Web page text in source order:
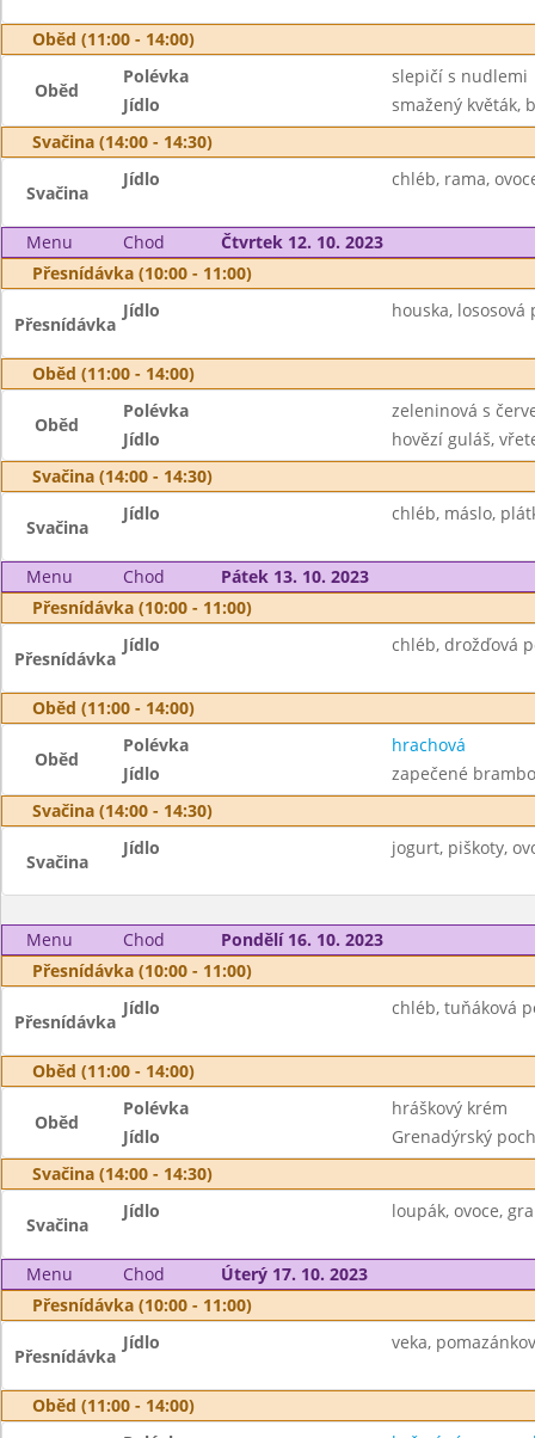
Oběd (11:00 - 14:00)
Oběd
Polévka
slepičí s nudlemi
Jídlo
smažený květák,
Svačina (14:00 - 14:30)
Svačina
Jídlo chléb, rama,
Menu Chod
Čtvrtek 12. 10. 2023
Přesnídávka (10:00 - 11:00)
Přesnídávka
Jídlo houska, lososová
Oběd (11:00 - 14:00)
Oběd
Polévka
zeleninová s
Jídlo
hovězí guláš,
Svačina (14:00 - 14:30)
Svačina
Jídlo chléb, máslo,
Menu Chod
Pátek 13. 10. 2023
Přesnídávka (10:00 - 11:00)
Přesnídávka
Jídlo chléb, drožďová
Oběd (11:00 - 14:00)
Oběd
Polévka
hrachová
Jídlo
zapečené
Svačina (14:00 - 14:30)
Svačina
Jídlo jogurt, piškoty,
Menu Chod
Pondělí 16. 10. 2023
Přesnídávka (10:00 - 11:00)
Přesnídávka
Jídlo chléb, tuňáková
Oběd (11:00 - 14:00)
Oběd
Polévka
hráškový krém
Jídlo
Grenadýrský
Svačina (14:00 - 14:30)
Svačina
Jídlo loupák, ovoce,
Menu Chod
Úterý 17. 10. 2023
Přesnídávka (10:00 - 11:00)
Přesnídávka
Jídlo veka,
Oběd (11:00 - 14:00)